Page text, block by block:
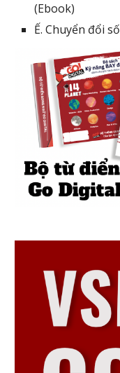
(Ebook)
Ế. Chuyển đổi